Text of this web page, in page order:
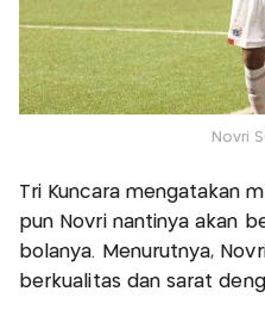
Novri
Tri Kuncara mengatakan
pun Novri nantinya akan
bolanya. Menurutnya,
berkualitas dan sarat